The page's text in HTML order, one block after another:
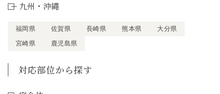
九州・沖縄
福岡県 佐賀県 長崎県 熊本県
大分県
宮崎県
鹿児島県
対応部位から探す